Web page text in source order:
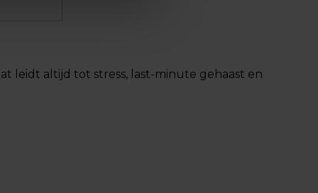
leidt altijd tot stress, last-minute gehaast en